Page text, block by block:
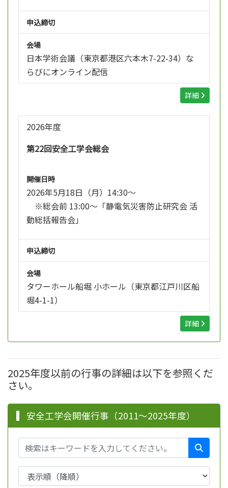
申込締切
会場
日本学術会議（東京都港区六本木7-22-34）な
らびにオンライン配信
詳細
2026年度
第22回安全工学会総会
開催日時
2026年5月18日（月）14:30～
※総会前 13:00～「静電気災害防止研究会 活
動総括報告会」
申込締切
会場
タワーホール船堀 小ホール（東京都江戸川区船
堀4-1-1）
詳細
2025年度以前の行事の詳細は以下を参照くだ
さい。
安全工学会開催行事（2011～2025年度）